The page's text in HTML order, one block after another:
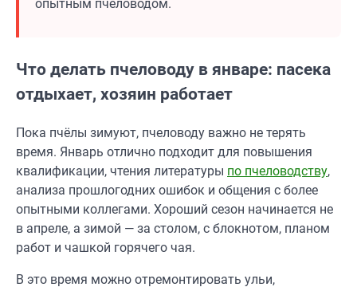
опытным пчеловодом.
Что делать пчеловоду в январе: пасека
отдыхает, хозяин работает
Пока пчёлы зимуют, пчеловоду важно не терять
время. Январь отлично подходит для повышения
квалификации, чтения литературы по пчеловодству,
анализа прошлогодних ошибок и общения с более
опытными коллегами. Хороший сезон начинается не
в апреле, а зимой — за столом, с блокнотом, планом
работ и чашкой горячего чая.
В это время можно отремонтировать ульи,